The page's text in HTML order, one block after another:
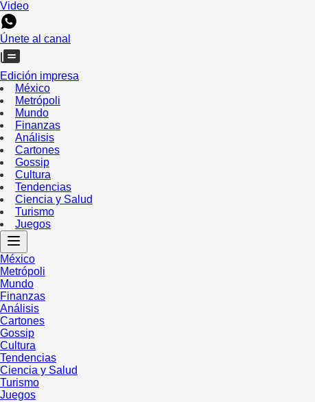
Video
Únete al canal
Edición impresa
México
Metrópoli
Mundo
Finanzas
Análisis
Cartones
Gossip
Cultura
Tendencias
Ciencia y Salud
Turismo
Juegos
México
Metrópoli
Mundo
Finanzas
Análisis
Cartones
Gossip
Cultura
Tendencias
Ciencia y Salud
Turismo
Juegos